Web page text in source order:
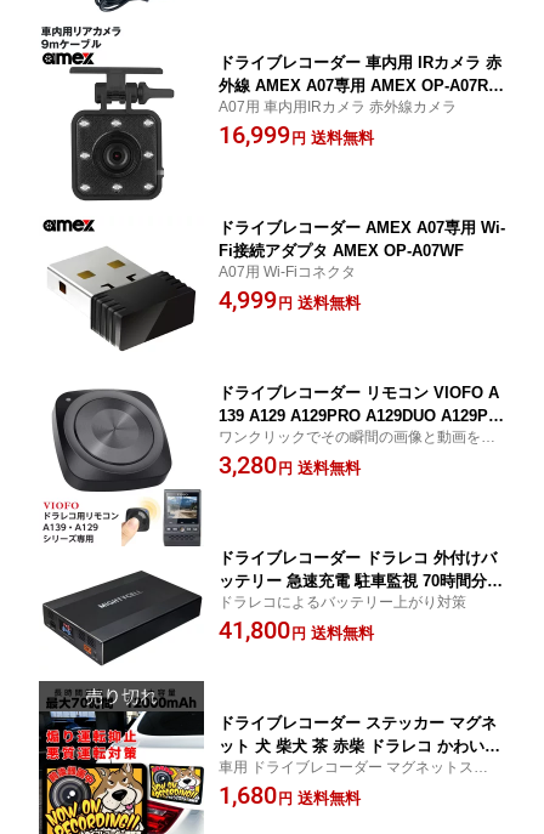
ドライブレコーダー 車内用 IRカメラ 赤
外線 AMEX A07専用 AMEX OP-A07RC-
IR タクシー 車内撮影 夜間 暗がり
A07用 車内用IRカメラ 赤外線カメラ
16,999 円 送料無料
ドライブレコーダー AMEX A07専用 Wi-
Fi接続アダプタ AMEX OP-A07WF
A07用 Wi-Fiコネクタ
4,999 円 送料無料
ドライブレコーダー リモコン VIOFO A
139 A129 A129PRO A129DUO A129PL
US A129PLUSDUO ワンクリック 画像
動画 ロック コンパクト 小さい 取り付
ワンクリックでその瞬間の画像と動画をロ
ックできる専用リモコン
3,280 円 送料無料
ドライブレコーダー ドラレコ 外付けバ
ッテリー 急速充電 駐車監視 70時間分
大容量 12000mAh iKeep MIGHTYCELL
SA12000 バッテリー上がり対策 普通車
ドラレコによるバッテリー上がり対策
41,800 円 送料無料
ドライブレコーダー ステッカー マグネ
ット 犬 柴犬 茶 赤柴 ドラレコ かわいい
カッコイイ おしゃれ アメリカン 目立つ
個性的 録画中 あおり運転防止 抑止 ヨ
車用 ドライブレコーダー マグネットステッ
カー
1,680 円 送料無料